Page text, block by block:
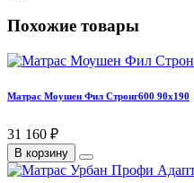
Похожие товары
Матрас Моушен Фил Стронг600 90х190
31 160 ₽
В корзину